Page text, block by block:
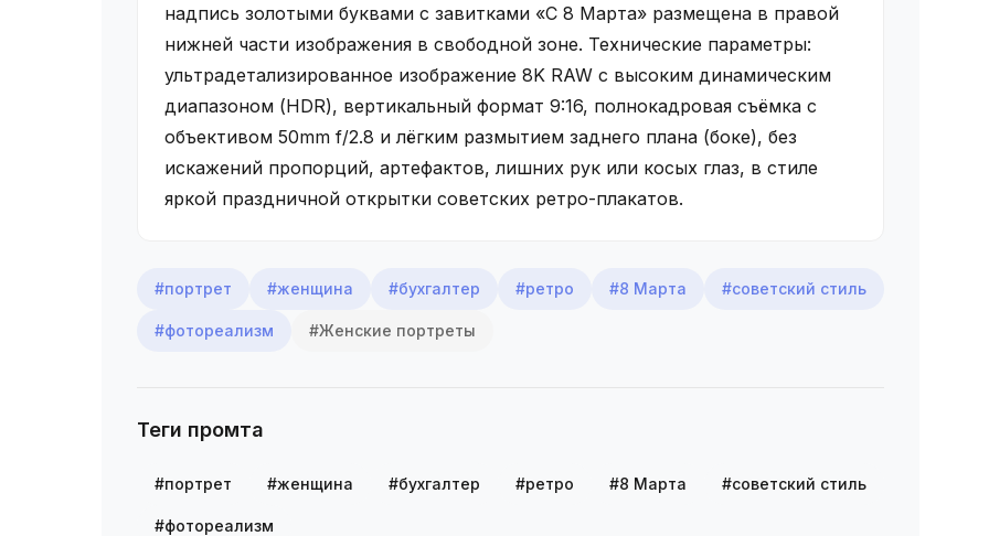
надпись золотыми буквами с завитками «С 8 Марта» размещена в правой
нижней части изображения в свободной зоне. Технические параметры:
ультрадетализированное изображение 8K RAW с высоким динамическим
диапазоном (HDR), вертикальный формат 9:16, полнокадровая съёмка с
объективом 50mm f/2.8 и лёгким размытием заднего плана (боке), без
искажений пропорций, артефактов, лишних рук или косых глаз, в стиле
яркой праздничной открытки советских ретро-плакатов.
#портрет #женщина #бухгалтер #ретро #8 Марта #советский стиль
#фотореализм #Женские портреты
Теги промта
#портрет #женщина #бухгалтер #ретро #8 Марта #советский стиль
#фотореализм